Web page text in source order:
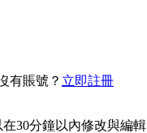
有賬號？ 立即註冊
30分鐘以內修改與